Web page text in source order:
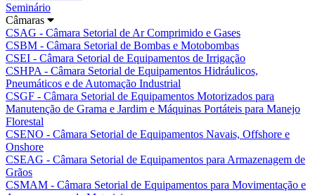
Seminário
Câmaras
CSAG - Câmara Setorial de Ar Comprimido e Gases
CSBM - Câmara Setorial de Bombas e Motobombas
CSEI - Câmara Setorial de Equipamentos de Irrigação
CSHPA - Câmara Setorial de Equipamentos Hidráulicos,
Pneumáticos e de Automação Industrial
CSGF - Câmara Setorial de Equipamentos Motorizados para
Manutenção de Grama e Jardim e Máquinas Portáteis para Manejo
Florestal
CSENO - Câmara Setorial de Equipamentos Navais, Offshore e
Onshore
CSEAG - Câmara Setorial de Equipamentos para Armazenagem de
Grãos
CSMAM - Câmara Setorial de Equipamentos para Movimentação e